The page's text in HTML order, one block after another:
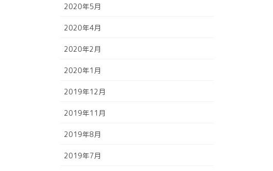
2020年5月
2020年4月
2020年2月
2020年1月
2019年12月
2019年11月
2019年8月
2019年7月